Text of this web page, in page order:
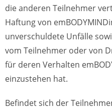
die anderen Teilnehmer
Haftung von
unverschuldete Unfälle
vom Teilnehmer oder von
für deren Verhalten
einzustehen hat.
Befindet sich der